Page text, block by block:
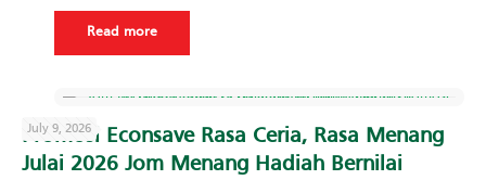
Read more
July 9, 2026
Promosi Econsave Rasa Ceria, Rasa Menang
Julai 2026 Jom Menang Hadiah Bernilai